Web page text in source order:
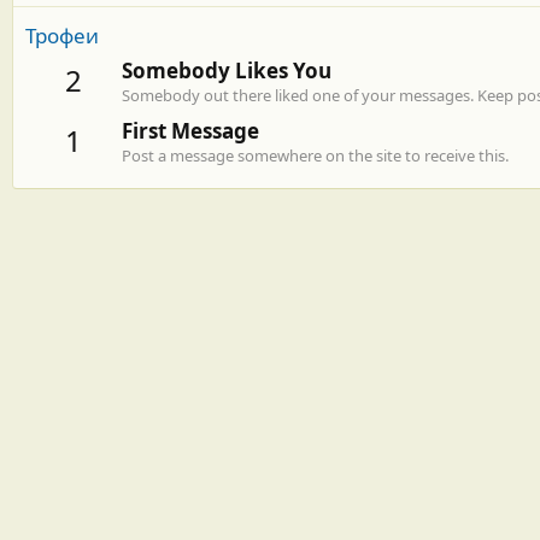
Трофеи
2 Somebody Likes You
Somebody out there liked one of your messages. Keep
1 First Message
Post a message somewhere on the site to receive this.